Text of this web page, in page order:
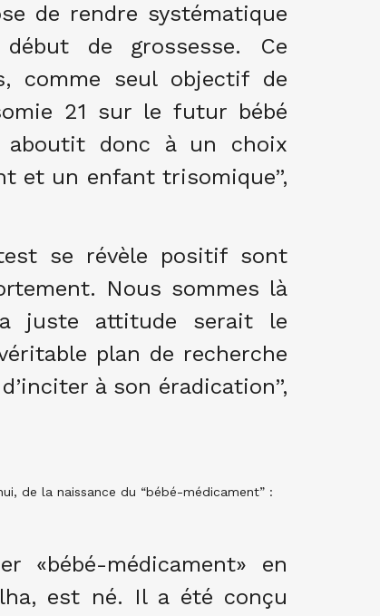
de rendre systématique
de grossesse. Ce
comme seul objectif de
21 sur le futur bébé
aboutit donc à un choix
et un enfant trisomique”,
se révèle positif sont
Nous sommes là
juste attitude serait le
plan de recherche
à son éradication”,
de la naissance du “bébé-médicament” :
«bébé-médicament» en
est né. Il a été conçu